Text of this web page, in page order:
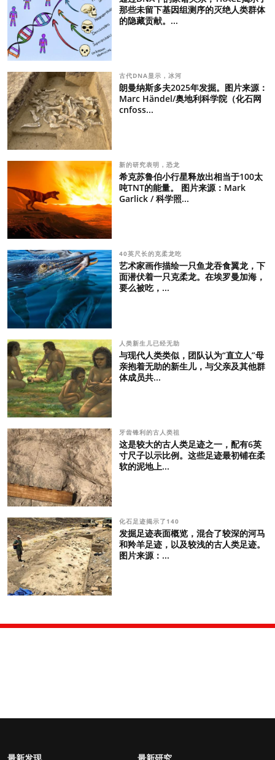
那些未留下基因组测序的灭绝人类群体
的隐藏贡献。...
古代DNA显示，冰河
朗曼纳斯多夫2025年发掘。图片来源：
Marc Händel/奥地利科学院（化石网
cnfoss...
新的研究表明，恐龙
希克苏鲁伯小行星释放出相当于100太
吨TNT的能量。 图片来源：Mark
Garlick / 科学照...
40英尺长的克柔龙吃
艺术家画作描绘一只鱼龙吞食翼龙，下
面潜伏着一只克柔龙。在埃罗曼加海，
要么被吃，...
人类新生儿已经无助
与现代人类类似，团队认为“直立人”母
亲抱着无助的新生儿，与父亲及其他群
体成员共...
牙齿锋利的古人类祖
这是较大的古人类足迹之一，配有6英
寸尺子以示比例。这些足迹最初铺在柔
软的泥地上...
化石足迹揭示了140
发掘足迹表面概览，混合了较深的河马
和羚羊足迹，以及较浅的古人类足迹。
图片来源：...